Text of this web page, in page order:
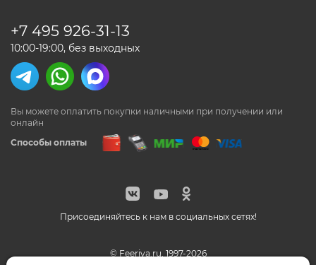
Присоединяйтесь к нам в социальных сетях!
© Feeriya.ru, 1997-2026
Способы оплаты
Вы можете оплатить покупки наличными при получении или
онлайн
+7 495 926-31-13
10:00-19:00, без выходных